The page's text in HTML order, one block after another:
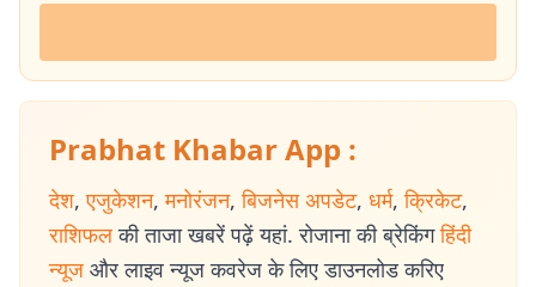
Prabhat Khabar App :
देश, एजुकेशन, मनोरंजन, बिजनेस अपडेट, धर्म, क्रिकेट,
राशिफल की ताजा खबरें पढ़ें यहां. रोजाना की ब्रेकिंग हिंदी
न्यूज और लाइव न्यूज कवरेज के लिए डाउनलोड करिए